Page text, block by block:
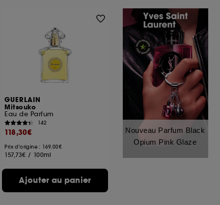
GUERLAIN
Mitsouko
Eau de Parfum
142
118,30€
Prix d'origine : 169,00€
157,73€ / 100ml
Ajouter au panier
Nouveau Parfum Black
Opium Pink Glaze